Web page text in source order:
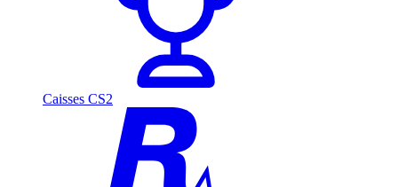
Caisses CS2